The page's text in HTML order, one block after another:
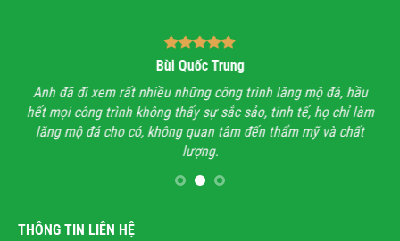
Bùi Quốc Trung
Anh đã đi xem rất nhiều những công trình lăng mộ đá, hầu
hết mọi công trình không thấy sự sắc sảo, tinh tế, họ chỉ làm
lăng mộ đá cho có, không quan tâm đến thẩm mỹ và chất
lượng.
THÔNG TIN LIÊN HỆ